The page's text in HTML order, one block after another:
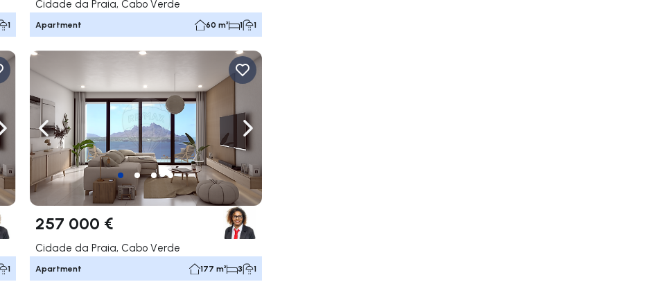
1
Cidade da Praia, Cabo Verde
Apartment 60 m² 1 1
Navigate right
1
Navigate left Navigate right
257 000 €
Cidade da Praia, Cabo Verde
Apartment 177 m² 3 1